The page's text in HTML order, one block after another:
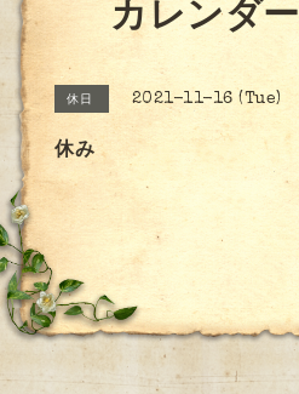
カレンダ
休日 2021-11-16 (Tue)
休み